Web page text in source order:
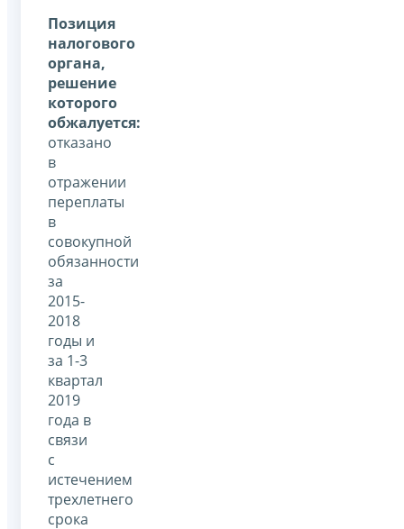
Позиция
налогового
органа,
решение
которого
обжалуется:
отказано
в
отражении
переплаты
в
совокупной
обязанности
за
2015-
2018
годы и
за 1-3
квартал
2019
года в
связи
с
истечением
трехлетнего
срока